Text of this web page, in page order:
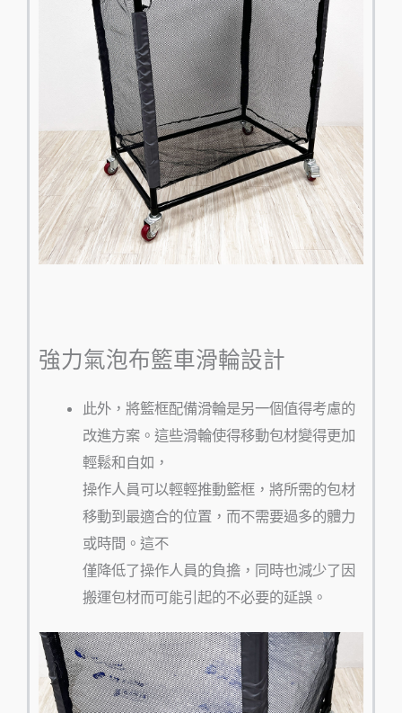
強力氣泡布籃車滑輪設計
此外，將籃框配備滑輪是另一個值得考慮的
改進方案。這些滑輪使得移動包材變得更加
輕鬆和自如，
操作人員可以輕輕推動籃框，將所需的包材
移動到最適合的位置，而不需要過多的體力
或時間。這不
僅降低了操作人員的負擔，同時也減少了因
搬運包材而可能引起的不必要的延誤。